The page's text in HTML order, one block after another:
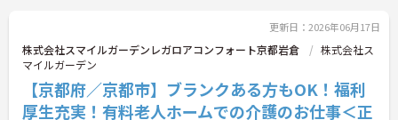
更新日：2026年06月17日
株式会社スマイルガーデンレガロアコンフォート京都岩倉
株式会社ス
マイルガーデン
【京都府／京都市】ブランクある方もOK！福利
厚生充実！有料老人ホームでの介護のお仕事＜正